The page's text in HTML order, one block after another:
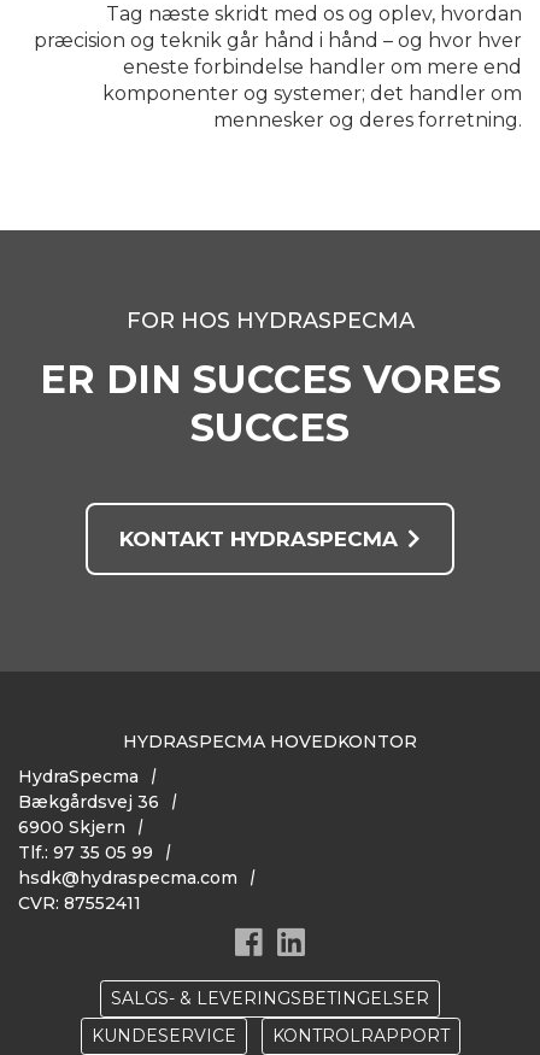
Tag næste skridt med os og oplev, hvordan
præcision og teknik går hånd i hånd – og hvor hver
eneste forbindelse handler om mere end
komponenter og systemer; det handler om
mennesker og deres forretning.
FOR HOS HYDRASPECMA
ER DIN SUCCES VORES
SUCCES
KONTAKT HYDRASPECMA
HYDRASPECMA HOVEDKONTOR
HydraSpecma
Bækgårdsvej 36
6900 Skjern
Tlf.: 97 35 05 99
hsdk@hydraspecma.com
CVR: 87552411
SALGS- & LEVERINGSBETINGELSER
KUNDESERVICE
KONTROLRAPPORT